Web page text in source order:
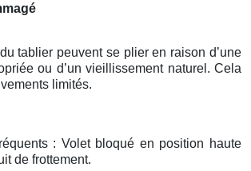
tablier peuvent se plier en raison d’une
ou d’un vieillissement naturel. Cela
limités.
: Volet bloqué en position haute
de frottement.